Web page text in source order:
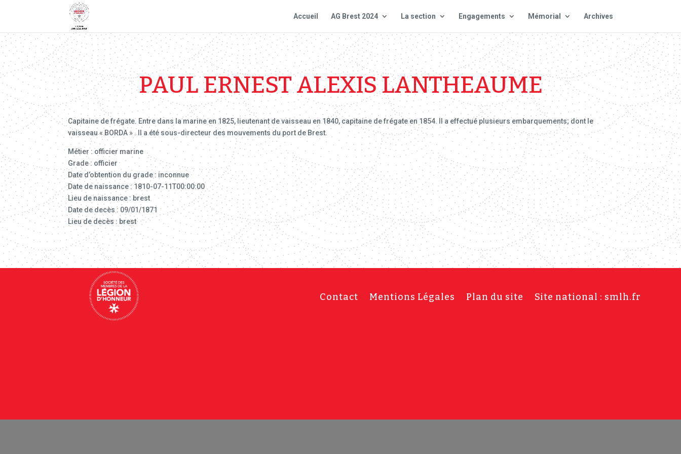
Accueil AG Brest 2024 La section Engagements Mémorial Archives
PAUL ERNEST ALEXIS LANTHEAUME
Capitaine de frégate. Entre dans la marine en 1825, lieutenant de vaisseau en 1840, capitaine de frégate en 1854. Il a effectué plusieurs embarquements; dont le
vaisseau « BORDA » . Il a été sous-directeur des mouvements du port de Brest.
Métier : officier marine
Grade : officier
Date d’obtention du grade : inconnue
Date de naissance : 1810-07-11T00:00:00
Lieu de naissance : brest
Date de decès : 09/01/1871
Lieu de decès : brest
Contact Mentions Légales Plan du site Site national : smlh.fr